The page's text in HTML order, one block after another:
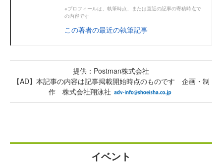
※プロフィールは、執筆時点、または直近の記事の寄稿時点で
の内容です
この著者の最近の執筆記事
提供：Postman株式会社
【AD】本記事の内容は記事掲載開始時点のものです 企画・制
作 株式会社翔泳社
イベント